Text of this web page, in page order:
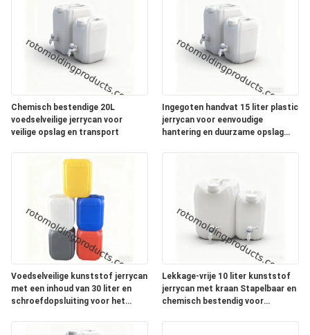
CONTACTEER
ONS
VERZOEK
OM EEN
CITAAT
SITEMAP
PRIVACY
POLICY
Chemisch bestendige 20L
voedselveilige jerrycan voor
veilige opslag en transport
Ingegoten handvat 15 liter plastic
jerrycan voor eenvoudige
hantering en duurzame opslag
Voedselveilige kunststof jerrycan
met een inhoud van 30 liter en
schroefdopsluiting voor het
Lekkage-vrije 10 liter kunststof
jerrycan met kraan Stapelbaar en
chemisch bestendig voor